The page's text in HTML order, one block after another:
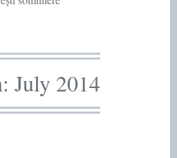
July 2014